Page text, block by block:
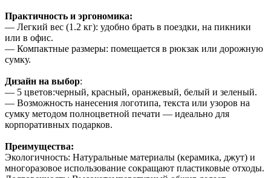
Практичность и эргономика:
— Легкий вес (1.2 кг): удобно брать в поездки, на пикники
или в офис.
— Компактные размеры: помещается в рюкзак или дорожную
сумку.
Дизайн на выбор:
— 5 цветов:черный, красный, оранжевый, белый и зеленый.
— Возможность нанесения логотипа, текста или узоров на
сумку методом полноцветной печати — идеально для
корпоративных подарков.
Преимущества:
Экологичность: Натуральные материалы (керамика, джут) и
многоразовое использование сокращают пластиковые отходы.